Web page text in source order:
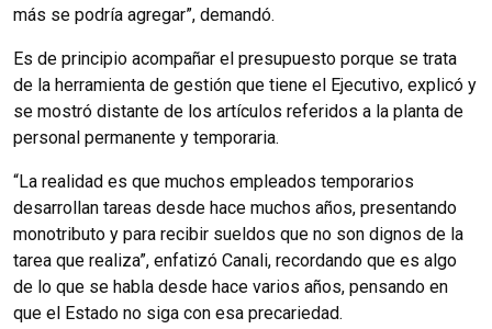
más se podría agregar”, demandó.
Es de principio acompañar el presupuesto porque se trata
de la herramienta de gestión que tiene el Ejecutivo, explicó y
se mostró distante de los artículos referidos a la planta de
personal permanente y temporaria.
“La realidad es que muchos empleados temporarios
desarrollan tareas desde hace muchos años, presentando
monotributo y para recibir sueldos que no son dignos de la
tarea que realiza”, enfatizó Canali, recordando que es algo
de lo que se habla desde hace varios años, pensando en
que el Estado no siga con esa precariedad.